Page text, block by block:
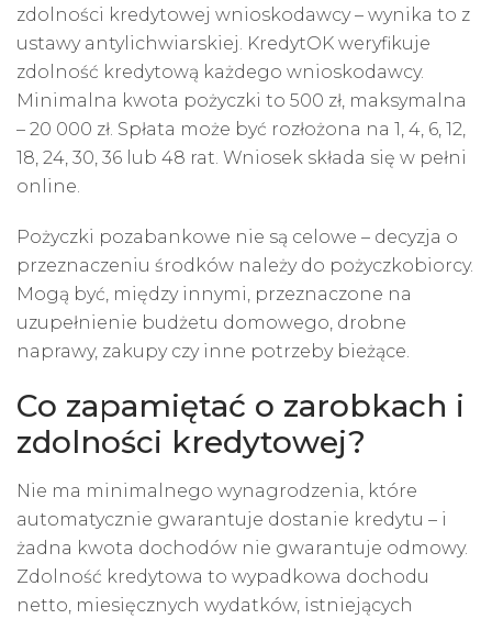
zdolności kredytowej wnioskodawcy – wynika to z
ustawy antylichwiarskiej. KredytOK weryfikuje
zdolność kredytową każdego wnioskodawcy.
Minimalna kwota pożyczki to 500 zł, maksymalna
– 20 000 zł. Spłata może być rozłożona na 1, 4, 6, 12,
18, 24, 30, 36 lub 48 rat. Wniosek składa się w pełni
online.
Pożyczki pozabankowe nie są celowe – decyzja o
przeznaczeniu środków należy do pożyczkobiorcy.
Mogą być, między innymi, przeznaczone na
uzupełnienie budżetu domowego, drobne
naprawy, zakupy czy inne potrzeby bieżące.
Co zapamiętać o zarobkach i
zdolności kredytowej?
Nie ma minimalnego wynagrodzenia, które
automatycznie gwarantuje dostanie kredytu – i
żadna kwota dochodów nie gwarantuje odmowy.
Zdolność kredytowa to wypadkowa dochodu
netto, miesięcznych wydatków, istniejących